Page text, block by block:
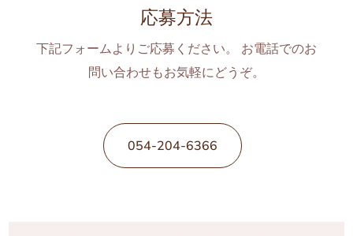
応募方法
下記フォームよりご応募ください。 お電話でのお
問い合わせもお気軽にどうぞ。
054-204-6366